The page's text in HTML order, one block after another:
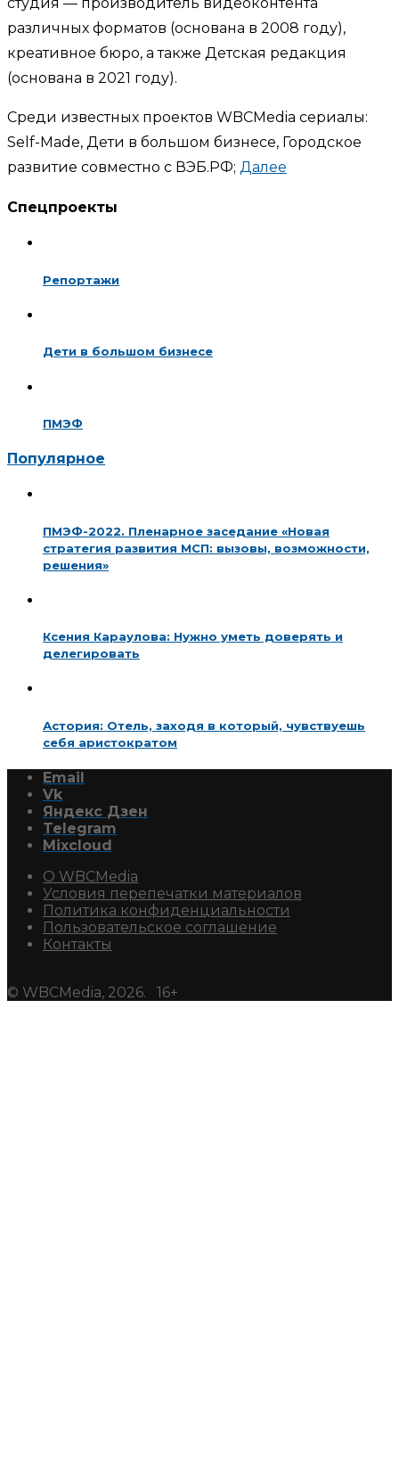
различных форматов (основана в 2008 году),
креативное бюро, а также Детская редакция
(основана в 2021 году).
Среди известных проектов WBCMedia сериалы:
Self-Made, Дети в большом бизнесе, Городское
развитие совместно с ВЭБ.РФ; Далее
Спецпроекты
Репортажи
Дети в большом бизнесе
ПМЭФ
Популярное
ПМЭФ-2022. Пленарное заседание «Новая
стратегия развития МСП: вызовы, возможности,
решения»
Ксения Караулова: Нужно уметь доверять и
делегировать
Астория: Отель, заходя в который, чувствуешь
себя аристократом
Email
Vk
Яндекс Дзен
Telegram
Mixcloud
О WBCMedia
Условия перепечатки материалов
Политика конфиденциальности
Пользовательское соглашение
Контакты
© WBCMedia, 2026. 16+